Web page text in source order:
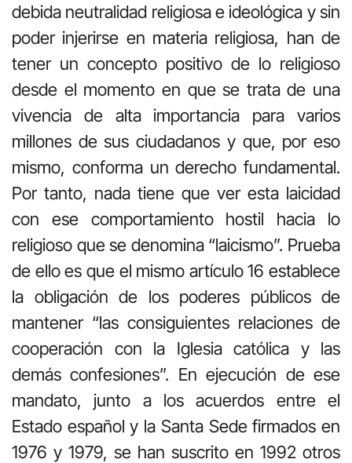
debida neutralidad religiosa e ideológica y sin
poder injerirse en materia religiosa, han de
tener un concepto positivo de lo religioso
desde el momento en que se trata de una
vivencia de alta importancia para varios
millones de sus ciudadanos y que, por eso
mismo, conforma un derecho fundamental.
Por tanto, nada tiene que ver esta laicidad
con ese comportamiento hostil hacia lo
religioso que se denomina “laicismo”. Prueba
de ello es que el mismo artículo 16 establece
la obligación de los poderes públicos de
mantener “las consiguientes relaciones de
cooperación con la Iglesia católica y las
demás confesiones”. En ejecución de ese
mandato, junto a los acuerdos entre el
Estado español y la Santa Sede firmados en
1976 y 1979, se han suscrito en 1992 otros